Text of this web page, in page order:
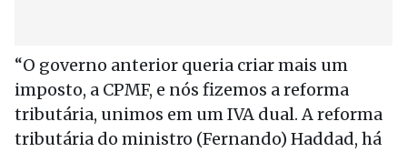
“O governo anterior queria criar mais um
imposto, a CPMF, e nós fizemos a reforma
tributária, unimos em um IVA dual. A reforma
tributária do ministro (Fernando) Haddad, há